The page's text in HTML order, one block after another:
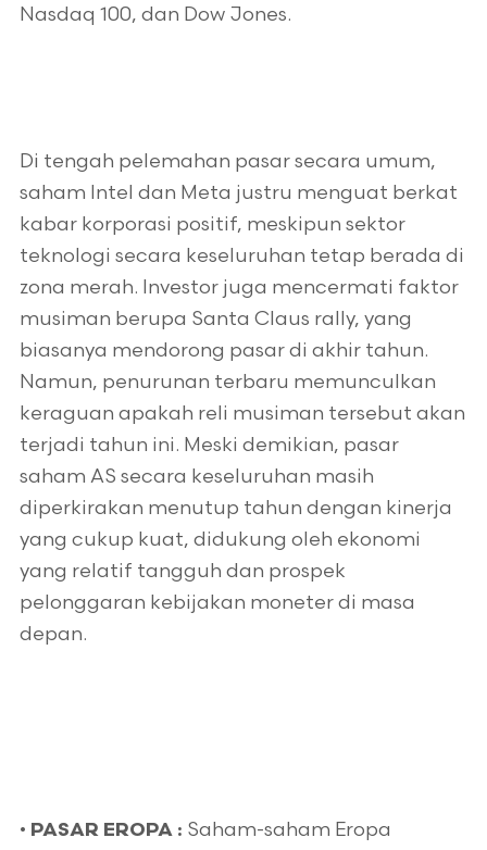
Nasdaq 100, dan Dow Jones.
Di tengah pelemahan pasar secara umum,
saham Intel dan Meta justru menguat berkat
kabar korporasi positif, meskipun sektor
teknologi secara keseluruhan tetap berada di
zona merah. Investor juga mencermati faktor
musiman berupa Santa Claus rally, yang
biasanya mendorong pasar di akhir tahun.
Namun, penurunan terbaru memunculkan
keraguan apakah reli musiman tersebut akan
terjadi tahun ini. Meski demikian, pasar
saham AS secara keseluruhan masih
diperkirakan menutup tahun dengan kinerja
yang cukup kuat, didukung oleh ekonomi
yang relatif tangguh dan prospek
pelonggaran kebijakan moneter di masa
depan.
• PASAR EROPA : Saham-saham Eropa